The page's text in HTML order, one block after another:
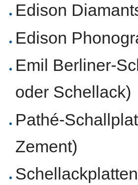
Edison
Edison
Emil Berliner-
oder Schellack)
Pathé-
Zement)
Schellackplatten